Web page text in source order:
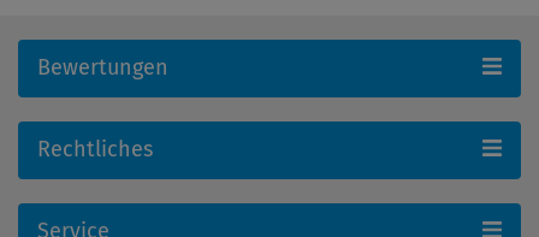
Bewertungen
Rechtliches
Service